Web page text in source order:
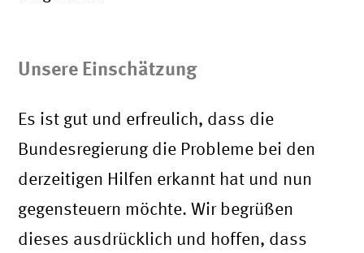
Unsere Einschätzung
Es ist gut und erfreulich, dass die
Bundesregierung die Probleme bei den
derzeitigen Hilfen erkannt hat und nun
gegensteuern möchte. Wir begrüßen
dieses ausdrücklich und hoffen, dass